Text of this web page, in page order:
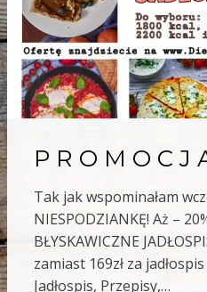
P R O M O C J
Tak jak wspominałam
NIESPODZIANKĘ! Aż –
BŁYSKAWICZNE
zamiast 169zł za
Jadłospis, Przepisy,…